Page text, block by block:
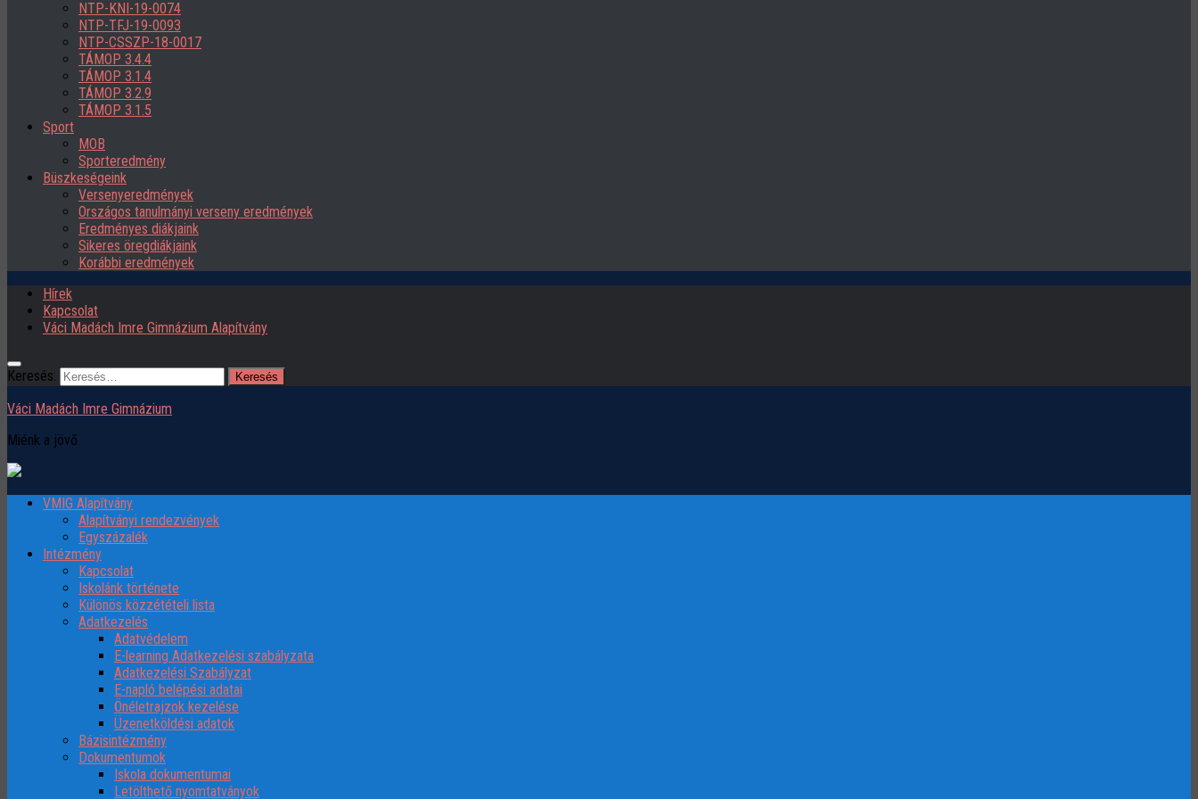
NTP-KNI-19-0074
NTP-TFJ-19-0093
NTP-CSSZP-18-0017
TÁMOP 3.4.4
TÁMOP 3.1.4
TÁMOP 3.2.9
TÁMOP 3.1.5
Sport
MOB
Sporteredmény
Büszkeségeink
Versenyeredmények
Országos tanulmányi verseny eredmények
Eredményes diákjaink
Sikeres öregdiákjaink
Korábbi eredmények
Hírek
Kapcsolat
Váci Madách Imre Gimnázium Alapítvány
Keresés:
Váci Madách Imre Gimnázium
Miénk a jövő
VMIG Alapítvány
Alapítványi rendezvények
Egyszázalék
Intézmény
Kapcsolat
Iskolánk története
Különös közzétételi lista
Adatkezelés
Adatvédelem
E-learning Adatkezelési szabályzata
Adatkezelési Szabályzat
E-napló belépési adatai
Önéletrajzok kezelése
Üzenetköldési adatok
Bázisintézmény
Dokumentumok
Iskola dokumentumai
Letölthető nyomtatványok